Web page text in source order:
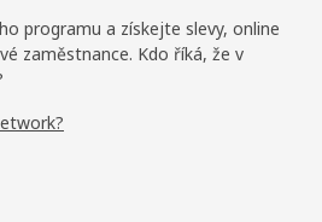
programu a získejte slevy, online
zaměstnance. Kdo říká, že v